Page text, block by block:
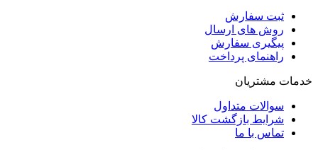
ثبت سفارش
روش‌ های ارسال
پیگیری سفارش
راهنمای پرداخت
خدمات مشتریان
سوالات متداول
شرایط بازگشت کالا
تماس با ما